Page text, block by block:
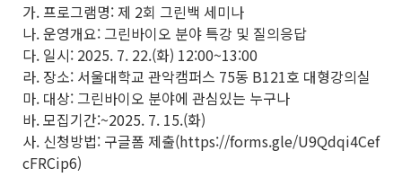
가. 프로그램명: 제 2회 그린백 세미나
나. 운영개요: 그린바이오 분야 특강 및 질의응답
다. 일시: 2025. 7. 22.(화) 12:00~13:00
라. 장소: 서울대학교 관악캠퍼스 75동 B121호 대형강의실
마. 대상: 그린바이오 분야에 관심있는 누구나
바. 모집기간:~2025. 7. 15.(화)
사. 신청방법: 구글폼 제출(https://forms.gle/U9Qdqi4Cef
cFRCip6)